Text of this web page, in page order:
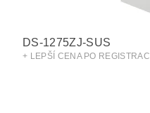
DS-1275ZJ-SUS
+ LEPŠÍ CENA PO REGISTRACI